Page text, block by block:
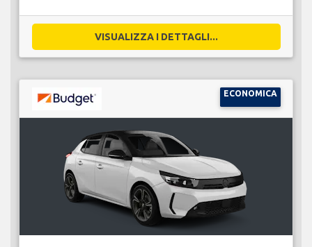
VISUALIZZA I DETTAGLI...
ECONOMICA